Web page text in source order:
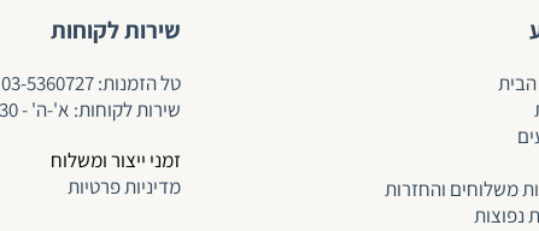
משלוחים והחזרות
נפוצות
שירות לקוחות
טל הזמנות:03-5360727
שירות לקוחות: א'-ה' - 9:00-18:30
זמני ייצור ומשלוח
מדיניות פרטיות